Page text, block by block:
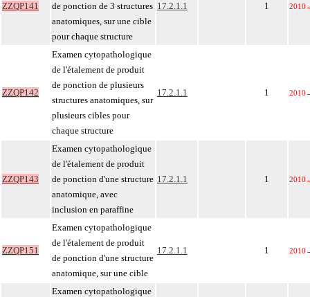
ZZQP141
de ponction de 3 structures
anatomiques, sur une cible
pour chaque structure
17.2.1.1 1 2010
ZZQP142
Examen cytopathologique
de l'étalement de produit
de ponction de plusieurs
structures anatomiques, sur
plusieurs cibles pour
chaque structure
17.2.1.1 1 2010
ZZQP143
Examen cytopathologique
de l'étalement de produit
de ponction d'une structure
anatomique, avec
inclusion en paraffine
17.2.1.1 1 2010
ZZQP151
Examen cytopathologique
de l'étalement de produit
de ponction d'une structure
anatomique, sur une cible
17.2.1.1 1 2010
Examen cytopathologique